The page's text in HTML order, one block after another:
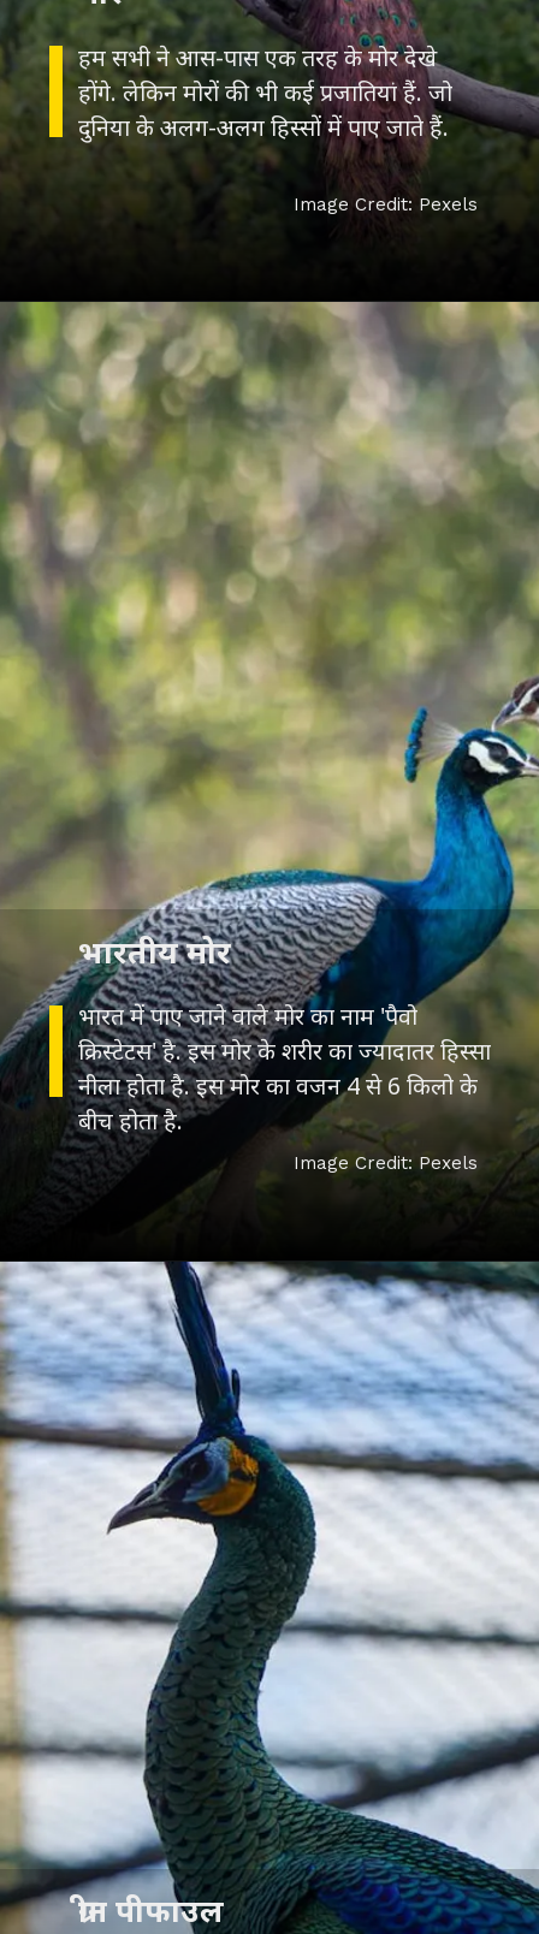
हम सभी ने आस-पास एक तरह के मोर देखे
होंगे. लेकिन मोरों की भी कई प्रजातियां हैं. जो
दुनिया के अलग-अलग हिस्सों में पाए जाते हैं.
Image Credit: Pexels
भारत में पाए जाने वाले मोर का नाम 'पैवो
क्रिस्टेटस' है. इस मोर के शरीर का ज्यादातर हिस्सा
नीला होता है. इस मोर का वजन 4 से 6 किलो के
बीच होता है.
भारतीय मोर
Image Credit: Pexels
ग्रीन पीफाउल